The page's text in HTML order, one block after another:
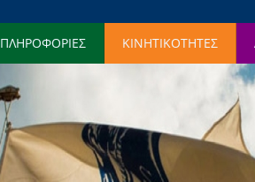
ΠΛΗΡΟΦΟΡΙΕΣ ΚΙΝΗΤΙΚΟΤΗΤΕΣ